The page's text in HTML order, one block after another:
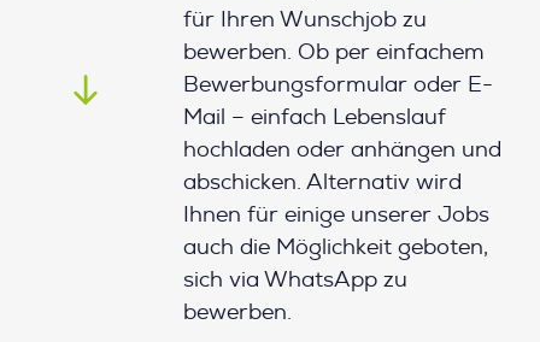
für Ihren Wunschjob zu
bewerben. Ob per einfachem
Bewerbungsformular oder E-
Mail – einfach Lebenslauf
hochladen oder anhängen und
abschicken. Alternativ wird
Ihnen für einige unserer Jobs
auch die Möglichkeit geboten,
sich via WhatsApp zu
bewerben.